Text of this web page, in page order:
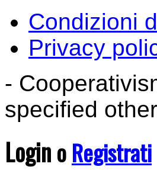
Condizioni
Privacy
-
specified
LoginoRegistrati